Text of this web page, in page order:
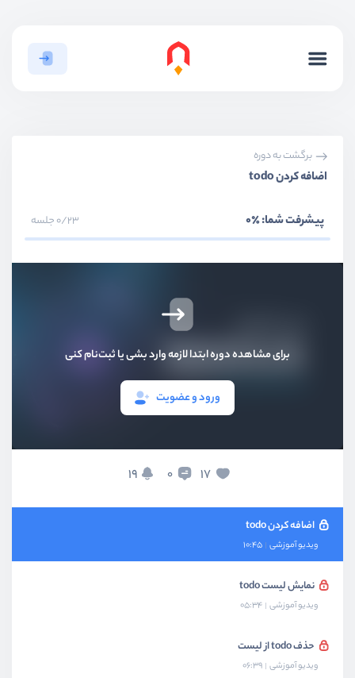
برگشت به دوره
اضافه کردن todo
پیشرفت شما:٪0 0/23 جلسه
برای مشاهده دوره ابتدا لازمه وارد بشی یا ثبت‌نام کنی
ورود و عضویت
17
0
19
بخش سوم
اضافه کردن todo
ویدیو آموزشی 10:45
نمایش لیست todo
ویدیو آموزشی 05:34
حذف todo از لیست
ویدیو آموزشی 06:39